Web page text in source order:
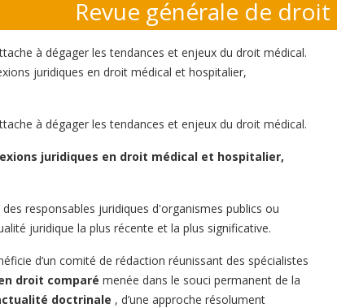
Revue générale de
à dégager les tendances et enjeux du droit médical.
juridiques en droit médical et hospitalier,
à dégager les tendances et enjeux du droit médical.
juridiques en droit médical et hospitalier,
responsables juridiques d'organismes publics ou
juridique la plus récente et la plus significative.
d’un comité de rédaction réunissant des spécialistes
droit comparé menée dans le souci permanent de la
doctrinale , d’une approche résolument